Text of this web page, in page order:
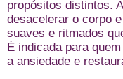
propósitos distintos.
desacelerar o corpo
suaves e ritmados
É indicada para
a ansiedade e